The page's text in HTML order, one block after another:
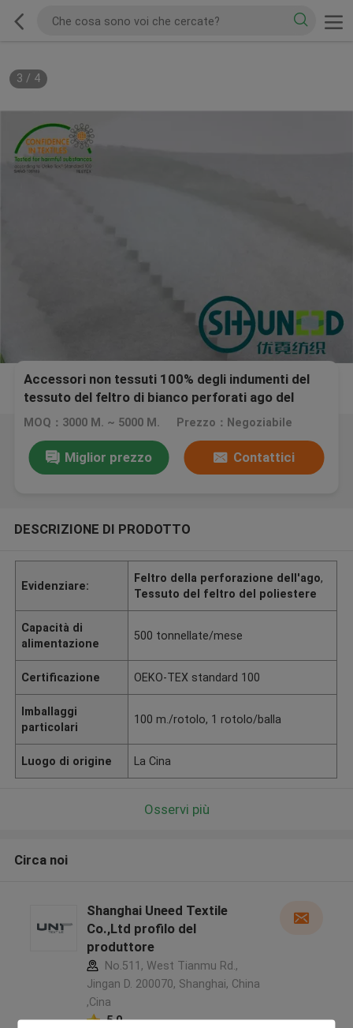
3 / 4
Accessori non tessuti 100% degli indumenti del
tessuto del feltro di bianco perforati ago del
poliestere
MOQ：3000 M. ~ 5000 M. Prezzo：Negoziabile
Miglior prezzo Contattici
DESCRIZIONE DI PRODOTTO
Evidenziare:
Feltro della perforazione dell'ago,
Tessuto del feltro del poliestere
Capacità di
alimentazione
500 tonnellate/mese
Certificazione OEKO-TEX standard 100
Imballaggi
particolari
100 m./rotolo, 1 rotolo/balla
Luogo di origine La Cina
Osservi più
Circa noi
Shanghai Uneed Textile
Co.,Ltd profilo del
produttore
No.511, West Tianmu Rd.,
Jingan D. 200070, Shanghai, China
,Cina
5.0